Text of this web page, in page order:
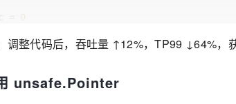
0
调整代码后，吞吐量 ↑12%，TP99 ↓64%，
unsafe.Pointer